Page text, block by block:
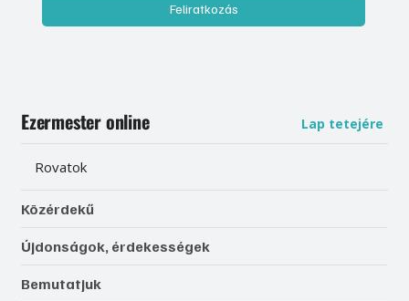
Feliratkozás
Ezermester online Lap tetejére
Rovatok
Közérdekű
Újdonságok, érdekességek
Bemutatjuk